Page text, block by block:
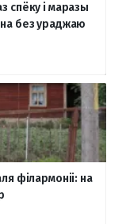
спёку і маразы
без ураджаю
філармоніі: на